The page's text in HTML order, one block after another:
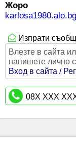
Жоро
karlosa1980.alo.bg
Изпрати
Влезте в сайта
напишете лично
Вход в сайта /
08X XXX